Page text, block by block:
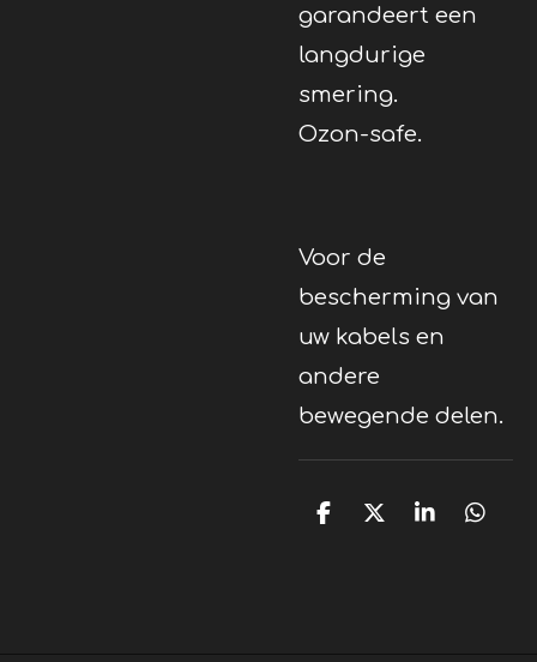
garandeert een
langdurige
smering.
Ozon-safe.
Voor de
bescherming van
uw kabels en
andere
bewegende delen.
D
D
S
D